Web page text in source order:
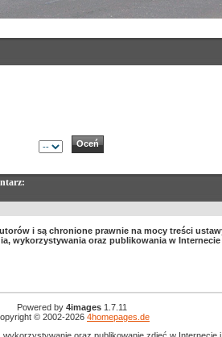
i są chronione prawnie na mocy treści
wykorzystywania oraz publikowania w
Powered by 4images1.7.11
© 2002-2026 4homepages.de